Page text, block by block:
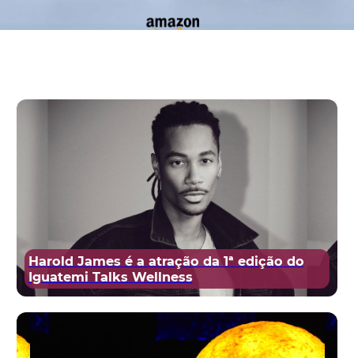
Harold James é a atração da 1ª edição do
Iguatemi Talks Wellness